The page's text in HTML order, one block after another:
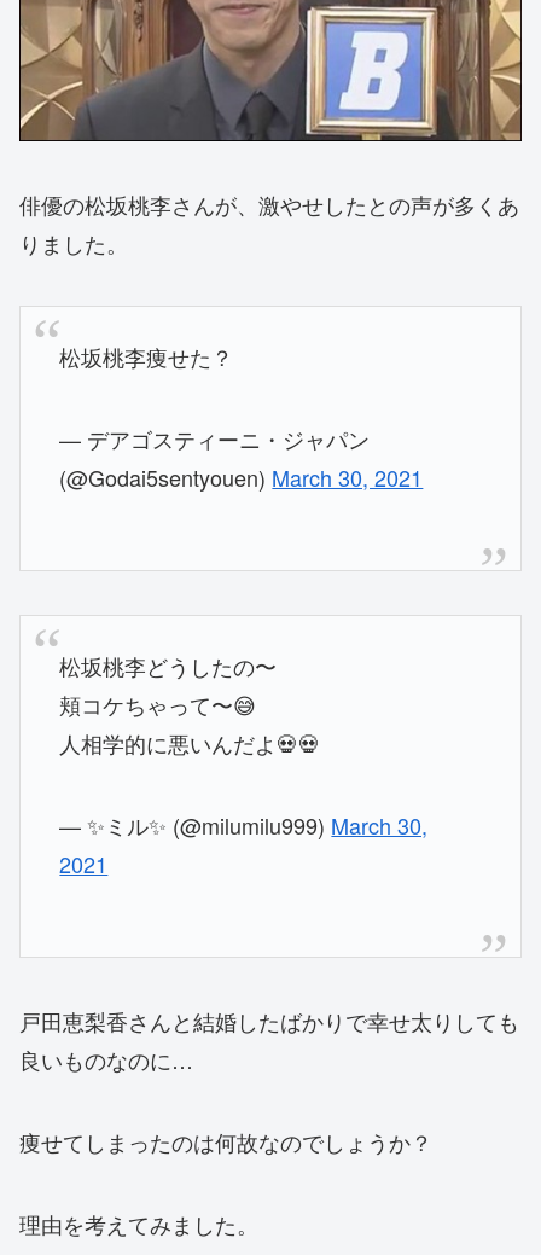
俳優の松坂桃李さんが、激やせしたとの声が多くあ
りました。
松坂桃李痩せた？
— デアゴスティーニ・ジャパン
(@Godai5sentyouen) March 30, 2021
松坂桃李どうしたの〜
頬コケちゃって〜😅
人相学的に悪いんだよ💀💀
— ✨ミル✨ (@milumilu999) March 30,
2021
戸田恵梨香さんと結婚したばかりで幸せ太りしても
良いものなのに…
痩せてしまったのは何故なのでしょうか？
理由を考えてみました。